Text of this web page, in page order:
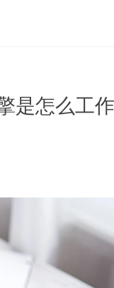
是怎么工作